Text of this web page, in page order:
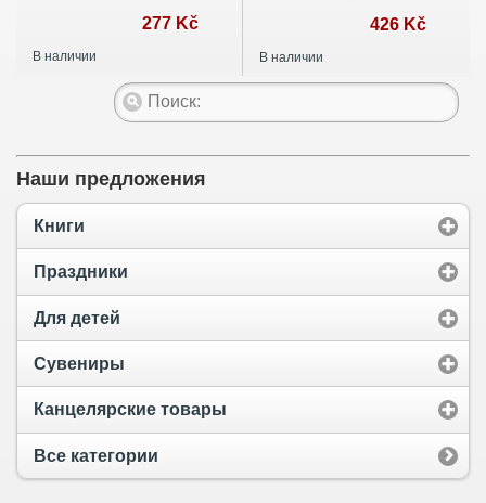
277 Kč
В наличии
426 Kč
В наличии
Наши предложения
Книги
Праздники
Для детей
Сувениры
Канцелярские товары
Все категории